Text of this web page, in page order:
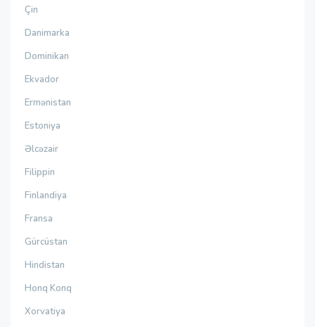
Çin
Danimarka
Dominikan
Ekvador
Ermənistan
Estoniya
Əlcəzair
Filippin
Finlandiya
Fransa
Gürcüstan
Hindistan
Honq Konq
Xorvatiya